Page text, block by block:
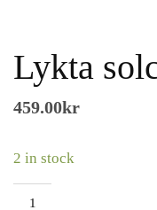
Lykta
459.00kr
2 in stock